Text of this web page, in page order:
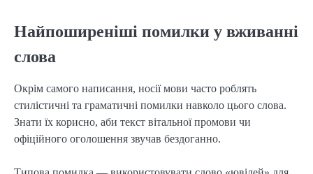
Найпоширеніші помилки у вживанні
слова
Окрім самого написання, носії мови часто роблять
стилістичні та граматичні помилки навколо цього слова.
Знати їх корисно, аби текст вітальної промови чи
офіційного оголошення звучав бездоганно.